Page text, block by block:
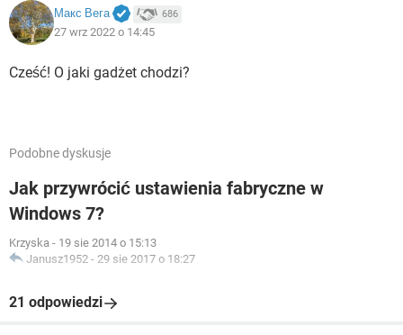
Макс Вега 686
27 wrz 2022 o 14:45
Cześć! O jaki gadżet chodzi?
Podobne dyskusje
Jak przywrócić ustawienia fabryczne w
Windows 7?
Krzyska - 19 sie 2014 o 15:13
Janusz1952 - 29 sie 2017 o 18:27
21 odpowiedzi